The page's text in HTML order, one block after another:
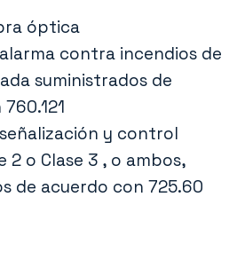
óptica
contra incendios de
suministrados de
y control
2 o Clase 3 , o ambos,
de acuerdo con 725.60